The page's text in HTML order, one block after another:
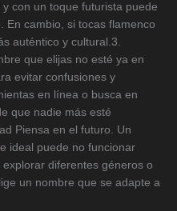
con un toque futurista puede
En cambio, si tocas flamenco
auténtico y cultural.3.
que elijas no esté ya en
evitar confusiones y
en línea o busca en
que nadie más esté
Piensa en el futuro. Un
ideal puede no funcionar
diferentes géneros o
un nombre que se adapte a